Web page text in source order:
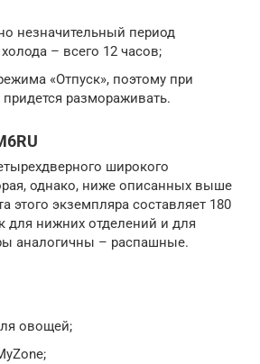
незначительный период
– всего 12 часов;
«Отпуск», поэтому при
придется размораживать.
широкого
однако, ниже описанных выше
этого экземпляра составляет 180
для нижних отделений и для
аналогичны – распашные.
овощей;